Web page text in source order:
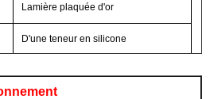
Lamière plaquée d'or
D'une teneur en silicone